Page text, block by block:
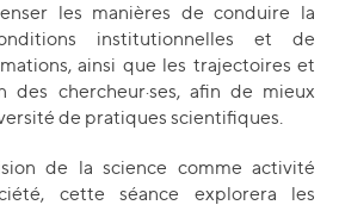
les manières de conduire la
institutionnelles et de
ainsi que les trajectoires et
des chercheur·ses, afin de mieux
de pratiques scientifiques.
de la science comme activité
cette séance explorera les